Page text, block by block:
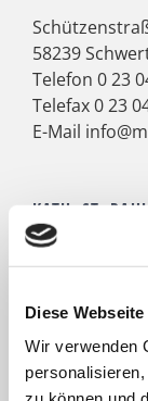
Diese
Wir verwenden
58239
Telefon 0 23
Telefax 0 23
E-Mail
KATH. ST.
Das
weitere
Christophorus
Castrop-